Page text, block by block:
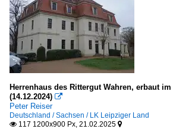
Herrenhaus des Rittergut Wahren, erbaut
(14.12.2024) 
Peter Reiser
Deutschland / Sachsen / LK Leipziger Land
 117 1200x900 Px, 21.02.2025 